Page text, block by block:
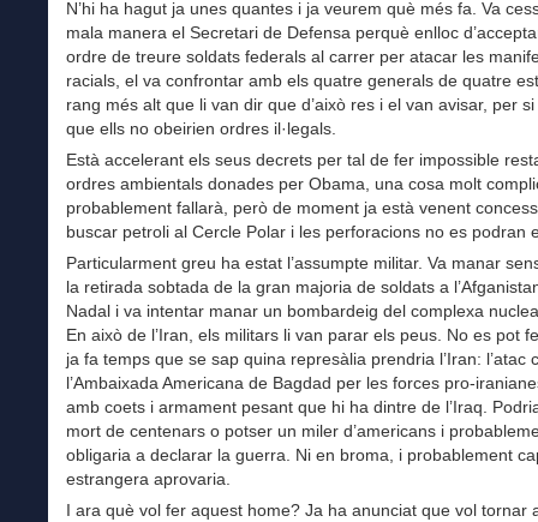
N’hi ha hagut ja unes quantes i ja veurem què més fa. Va
mala manera el Secretari de Defensa perquè enlloc
ordre de treure soldats federals al carrer per atacar les
racials, el va confrontar amb els quatre generals de quatre
rang més alt que li van dir que d’això res i el van avisar, per
que ells no obeirien ordres il·legals.
Està accelerant els seus decrets per tal de fer impossible
ordres ambientals donades per Obama, una cosa molt
probablement fallarà, però de moment ja està venent
buscar petroli al Cercle Polar i les perforacions no es podran
Particularment greu ha estat l’assumpte militar. Va manar
la retirada sobtada de la gran majoria de soldats a
Nadal i va intentar manar un bombardeig del complexa
En això de l’Iran, els militars li van parar els peus. No es pot
ja fa temps que se sap quina represàlia prendria l’Iran: l’atac
l’Ambaixada Americana de Bagdad per les forces pro-
amb coets i armament pesant que hi ha dintre de l’Iraq.
mort de centenars o potser un miler d’americans i
obligaria a declarar la guerra. Ni en broma, i probablement
estrangera aprovaria.
I ara què vol fer aquest home? Ja ha anunciat que vol tornar